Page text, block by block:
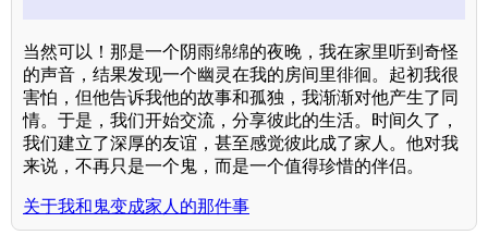
当然可以！那是一个阴雨绵绵的夜晚，我在家里听到奇怪
的声音，结果发现一个幽灵在我的房间里徘徊。起初我很
害怕，但他告诉我他的故事和孤独，我渐渐对他产生了同
情。于是，我们开始交流，分享彼此的生活。时间久了，
我们建立了深厚的友谊，甚至感觉彼此成了家人。他对我
来说，不再只是一个鬼，而是一个值得珍惜的伴侣。
关于我和鬼变成家人的那件事